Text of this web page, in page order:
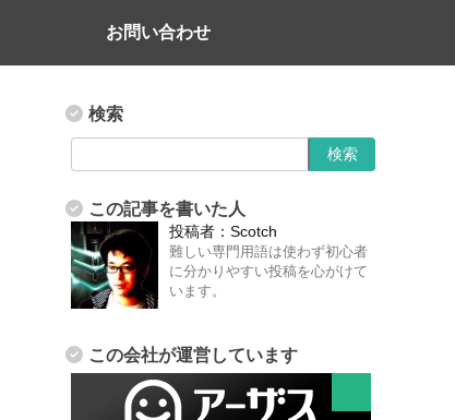
お問い合わせ
検索
この記事を書いた人
投稿者： Scotch
難しい専門用語は使わず初心者
に分かりやすい投稿を心がけて
います。
この会社が運営しています